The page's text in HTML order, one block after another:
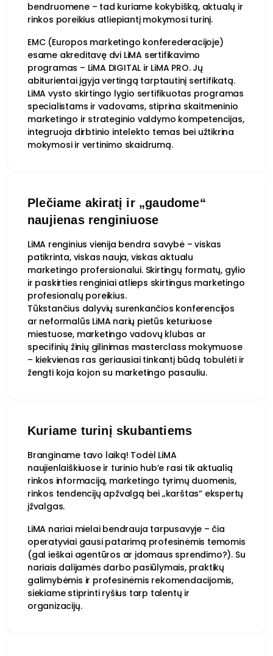
bendruomene – tad kuriame kokybišką, aktualų ir
rinkos poreikius atliepiantį mokymosi turinį.
EMC (Europos marketingo konferederacijoje)
esame akreditavę dvi LiMA sertifikavimo
programas – LiMA DIGITAL ir LiMA PRO. Jų
abiturientai įgyja vertingą tarptautinį sertifikatą.
LiMA vysto skirtingo lygio sertifikuotas programas
specialistams ir vadovams, stiprina skaitmeninio
marketingo ir strateginio valdymo kompetencijas,
integruoja dirbtinio intelekto temas bei užtikrina
mokymosi ir vertinimo skaidrumą.
Plečiame akiratį ir „gaudome“
naujienas renginiuose
LiMA renginius vienija bendra savybė – viskas
patikrinta, viskas nauja, viskas aktualu
marketingo profersionalui. Skirtingų formatų, gylio
ir paskirties renginiai atlieps skirtingus marketingo
profesionalų poreikius.
Tūkstančius dalyvių surenkančios konferencijos
ar neformalūs LiMA narių pietūs keturiuose
miestuose, marketingo vadovų klubas ar
specifinių žinių gilinimas masterclass mokymuose
– kiekvienas ras geriausiai tinkantį būdą tobulėti ir
žengti koja kojon su marketingo pasauliu.
Kuriame turinį skubantiems
Branginame tavo laiką! Todėl LiMA
naujienlaiškiuose ir turinio hub’e rasi tik aktualią
rinkos informaciją, marketingo tyrimų duomenis,
rinkos tendencijų apžvalgą bei „karštas“ ekspertų
įžvalgas.
LiMA nariai mielai bendrauja tarpusavyje – čia
operatyviai gausi patarimą profesinėmis temomis
(gal ieškai agentūros ar įdomaus sprendimo?). Su
nariais dalijamės darbo pasiūlymais, praktikų
galimybėmis ir profesinėmis rekomendacijomis,
siekiame stiprinti ryšius tarp talentų ir
organizacijų.